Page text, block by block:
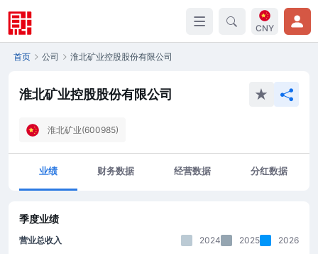
CNY
首页 公司 淮北矿业控股股份有限公司
淮北矿业控股股份有限公司
淮北矿业(600985)
业绩 财务数据 经营数据 分红数据
季度业绩
营业总收入 2024 2025 2026